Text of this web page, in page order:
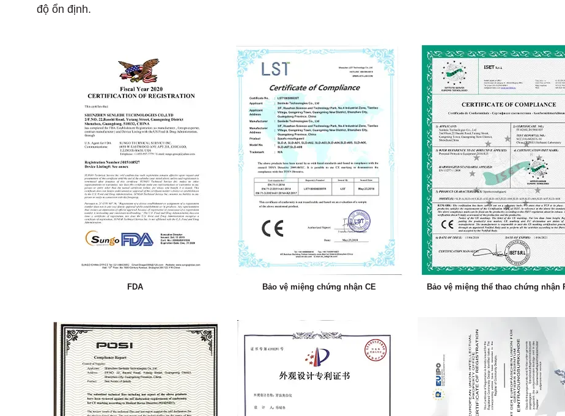
độ ổn định.
FDA Bảo vệ miệng chứng nhận CE Bảo vệ miệng thể thao chứng nhận